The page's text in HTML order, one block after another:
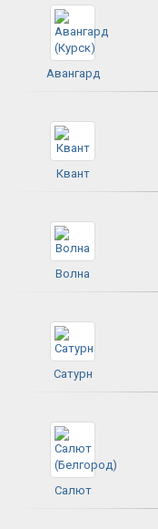
Авангард
Квант
Волна
Сатурн
Салют